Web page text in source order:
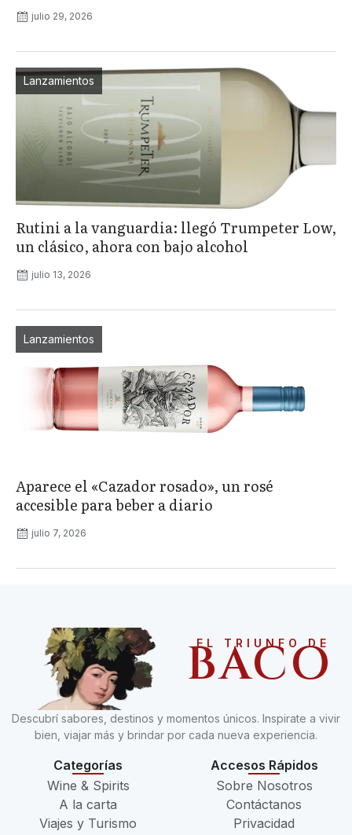
julio 29, 2026
Lanzamientos
Rutini a la vanguardia: llegó Trumpeter Low,
un clásico, ahora con bajo alcohol
julio 13, 2026
Lanzamientos
Aparece el «Cazador rosado», un rosé
accesible para beber a diario
julio 7, 2026
EL TRIUNFO DE
BACO
Descubrí sabores, destinos y momentos únicos. Inspirate a vivir
bien, viajar más y brindar por cada nueva experiencia.
Categorías
Wine & Spirits
A la carta
Viajes y Turismo
Accesos Rápidos
Sobre Nosotros
Contáctanos
Privacidad